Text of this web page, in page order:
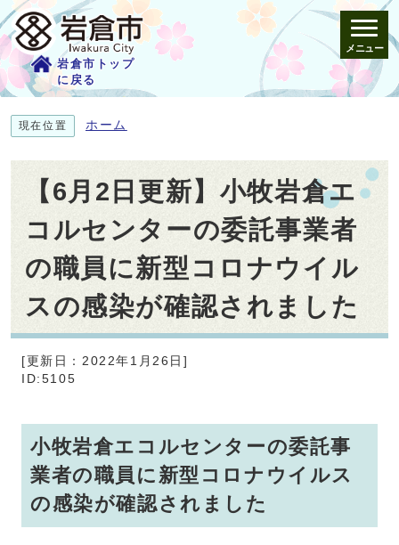
岩倉市トップ
に戻る
メニュー
現在位置 ホーム
【6月2日更新】小牧岩倉エ
コルセンターの委託事業者
の職員に新型コロナウイル
スの感染が確認されました
[更新日：2022年1月26日]
ID:5105
小牧岩倉エコルセンターの委託事
業者の職員に新型コロナウイルス
の感染が確認されました